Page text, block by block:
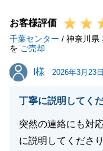
お客様評価
千葉センター / 神奈川県
を ご売却
I様
I様 2026年3月23日
丁寧に説明してく
突然の連絡にも対
に説明してくださ